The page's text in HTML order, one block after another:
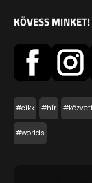
KÖVESS MINKET!
#cikk #hír
#worlds